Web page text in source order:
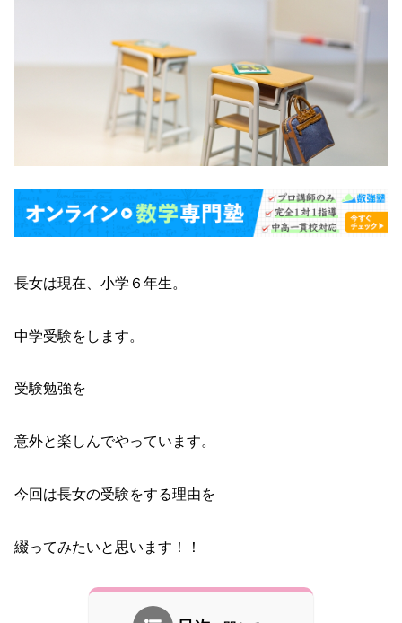
長女は現在、小学６年生。
中学受験をします。
受験勉強を
意外と楽しんでやっています。
今回は長女の受験をする理由を
綴ってみたいと思います！！